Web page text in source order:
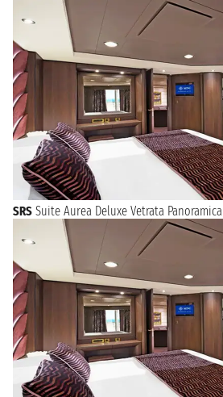
SRS Suite Aurea Deluxe Vetrata Panoramica